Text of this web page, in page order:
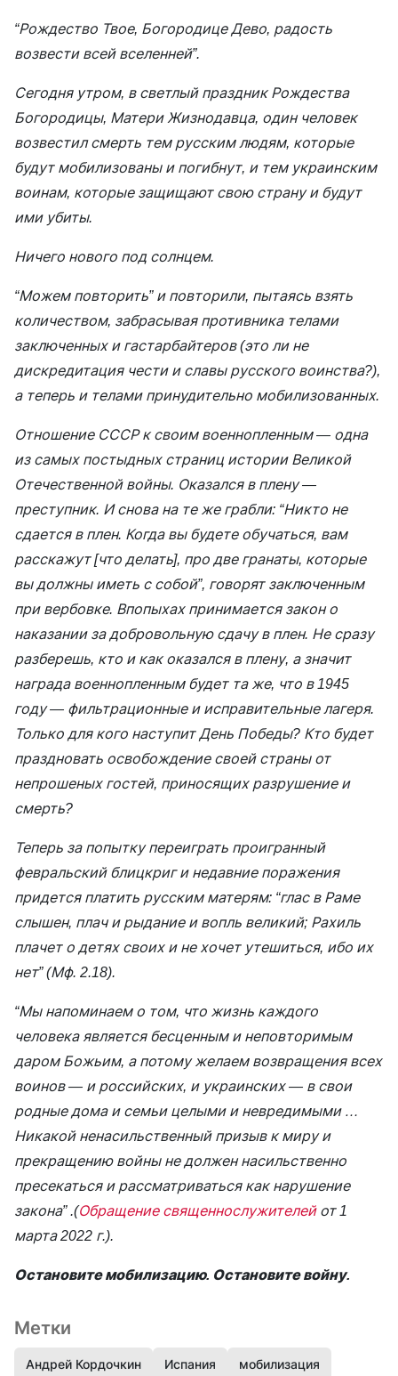
“Рождество Твое, Богородице Дево, радость
возвести всей вселенней”.
Сегодня утром, в светлый праздник Рождества
Богородицы, Матери Жизнодавца, один человек
возвестил смерть тем русским людям, которые
будут мобилизованы и погибнут, и тем украинским
воинам, которые защищают свою страну и будут
ими убиты.
Ничего нового под солнцем.
“Можем повторить” и повторили, пытаясь взять
количеством, забрасывая противника телами
заключенных и гастарбайтеров (это ли не
дискредитация чести и славы русского воинства?),
а теперь и телами принудительно мобилизованных.
Отношение СССР к своим военнопленным — одна
из самых постыдных страниц истории Великой
Отечественной войны. Оказался в плену —
преступник. И снова на те же грабли: “Никто не
сдается в плен. Когда вы будете обучаться, вам
расскажут [что делать], про две гранаты, которые
вы должны иметь с собой”, говорят заключенным
при вербовке. Впопыхах принимается закон о
наказании за добровольную сдачу в плен. Не сразу
разберешь, кто и как оказался в плену, а значит
награда военнопленным будет та же, что в 1945
году — фильтрационные и исправительные лагеря.
Только для кого наступит День Победы? Кто будет
праздновать освобождение своей страны от
непрошеных гостей, приносящих разрушение и
смерть?
Теперь за попытку переиграть проигранный
февральский блицкриг и недавние поражения
придется платить русским матерям: “глас в Раме
слышен, плач и рыдание и вопль великий; Рахиль
плачет о детях своих и не хочет утешиться, ибо их
нет” (Мф. 2.18).
“Мы напоминаем о том, что жизнь каждого
человека является бесценным и неповторимым
даром Божьим, а потому желаем возвращения всех
воинов — и российских, и украинских — в свои
родные дома и семьи целыми и невредимыми …
Никакой ненасильственный призыв к миру и
прекращению войны не должен насильственно
пресекаться и рассматриваться как нарушение
закона” .(Обращение священнослужителейот 1
марта 2022 г.).
Остановите мобилизацию. Остановите войну.
Метки
Андрей Кордочкин Испания мобилизация